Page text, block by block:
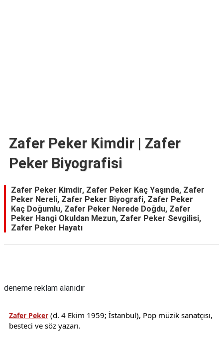
Zafer Peker Kimdir | Zafer
Peker Biyografisi
Zafer Peker Kimdir, Zafer Peker Kaç Yaşında, Zafer
Peker Nereli, Zafer Peker Biyografi, Zafer Peker
Kaç Doğumlu, Zafer Peker Nerede Doğdu, Zafer
Peker Hangi Okuldan Mezun, Zafer Peker Sevgilisi,
Zafer Peker Hayatı
deneme reklam alanıdır
Zafer Peker (d. 4 Ekim 1959; İstanbul), Pop müzik sanatçısı,
besteci ve söz yazarı.